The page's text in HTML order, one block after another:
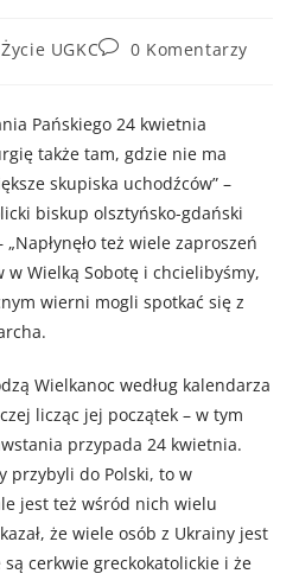
Życie UGKC 0 Komentarzy
Pańskiego 24 kwietnia
także tam, gdzie nie ma
skupiska uchodźców” –
biskup olsztyńsko-gdański
też wiele zaproszeń
Wielką Sobotę i chcielibyśmy,
wierni mogli spotkać się z
Wielkanoc według kalendarza
licząc jej początek – w tym
przypada 24 kwietnia.
przybyli do Polski, to w
jest też wśród nich wielu
że wiele osób z Ukrainy jest
są cerkwie greckokatolickie i że